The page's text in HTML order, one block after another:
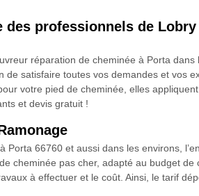
professionnels de Lobry
réparation de cheminée à Porta dans
satisfaire toutes vos demandes et vos
votre pied de cheminée, elles
et devis gratuit !
66760 et aussi dans les environs,
cheminée pas cher, adapté au budget de
à effectuer et le coût. Ainsi, le tarif